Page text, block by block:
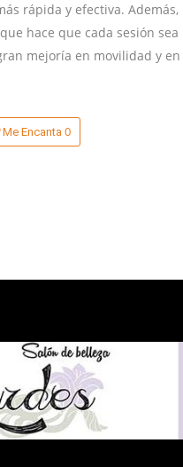
rápida y efectiva. Además,
hace que cada sesión sea
mejoría en movilidad y en
Me Encanta 0